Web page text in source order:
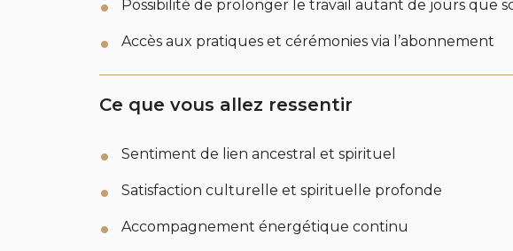
Possibilité de prolonger le travail autant de jours que
Accès aux pratiques et cérémonies via l’abonnement
Ce que vous allez ressentir
Sentiment de lien ancestral et spirituel
Satisfaction culturelle et spirituelle profonde
Accompagnement énergétique continu